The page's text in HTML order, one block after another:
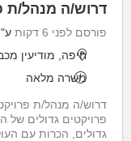
דרוש/ה מנהל/ת
פורסם לפני 6 דקות
חיפה, מודיעין
משרה מלאה
דרוש/ה מנהל/ת
פרויקטים גדולים של
גדולים, הכרות עם